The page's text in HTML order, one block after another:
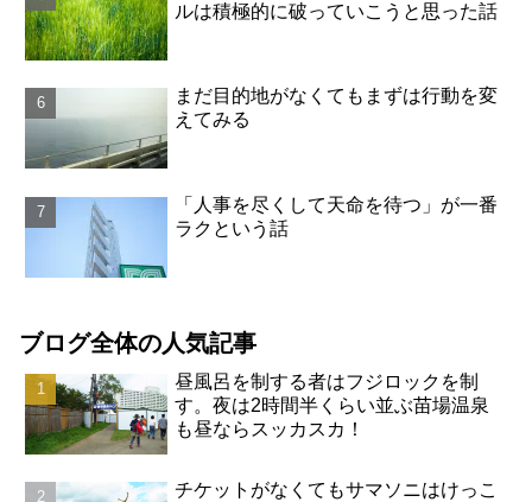
ルは積極的に破っていこうと思った話
まだ目的地がなくてもまずは行動を変
えてみる
「人事を尽くして天命を待つ」が一番
ラクという話
ブログ全体の人気記事
昼風呂を制する者はフジロックを制
す。夜は2時間半くらい並ぶ苗場温泉
も昼ならスッカスカ！
チケットがなくてもサマソニはけっこ